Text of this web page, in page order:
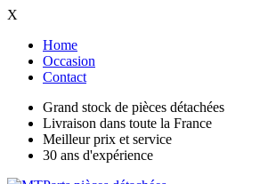
X
Home
Occasion
Contact
Grand stock de pièces détachées
Livraison dans toute la France
Meilleur prix et service
30 ans d'expérience